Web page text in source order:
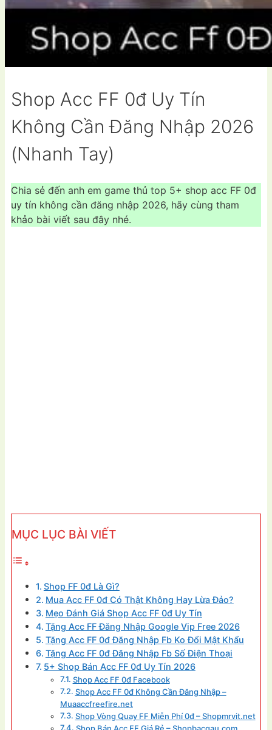
Shop Acc FF 0đ Uy Tín
Không Cần Đăng Nhập 2026
(Nhanh Tay)
Chia sẻ đến anh em game thủ top 5+ shop acc FF 0đ
uy tín không cần đăng nhập 2026, hãy cùng tham
khảo bài viết sau đây nhé.
MỤC LỤC BÀI VIẾT
Shop FF 0đ Là Gì?
Mua Acc FF 0đ Có Thật Không Hay Lừa Đảo?
Mẹo Đánh Giá Shop Acc FF 0đ Uy Tín
Tặng Acc FF Đăng Nhập Google Vip Free 2026
Tặng Acc FF 0đ Đăng Nhập Fb Ko Đổi Mật Khẩu
Tặng Acc FF 0đ Đăng Nhập Fb Số Điện Thoại
5+ Shop Bán Acc FF 0đ Uy Tín 2026
Shop Acc FF 0đ Facebook
Shop Acc FF 0đ Không Cần Đăng Nhập –
Muaaccfreefire.net
Shop Vòng Quay FF Miễn Phí 0đ – Shopmrvit.net